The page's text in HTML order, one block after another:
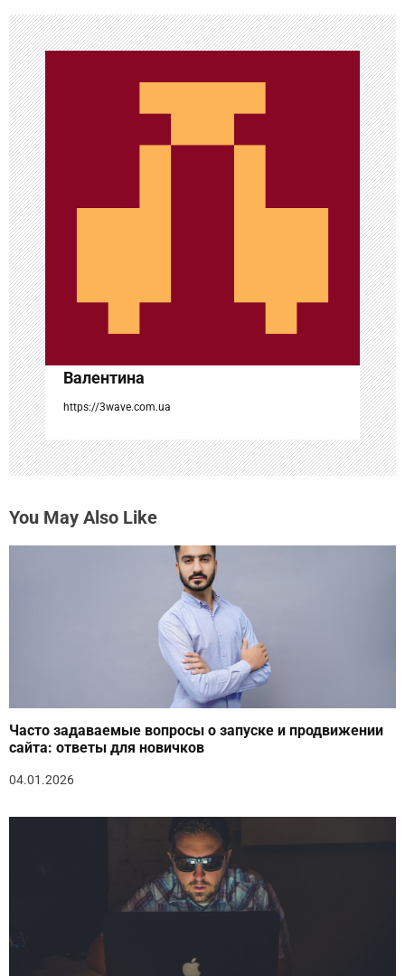
а
ц
и
я
п
о
з
а
п
и
с
я
м
Валентина
https://3wave.com.ua
You May Also Like
Часто задаваемые вопросы о запуске и продвижении
сайта: ответы для новичков
04.01.2026